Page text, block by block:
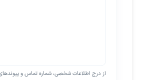
از درج اطلاعات شخصی، شماره تماس و